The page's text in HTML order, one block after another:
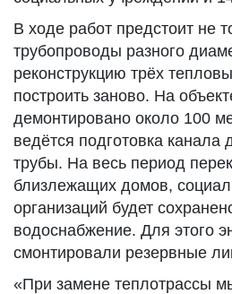
В ходе работ предстоит не
трубопроводы разного
реконструкцию трёх
построить заново. На
демонтировано около 100
ведётся подготовка канала
трубы. На весь период
близлежащих домов,
организаций будет
водоснабжение. Для этого
смонтировали резервные
«При замене теплотрассы